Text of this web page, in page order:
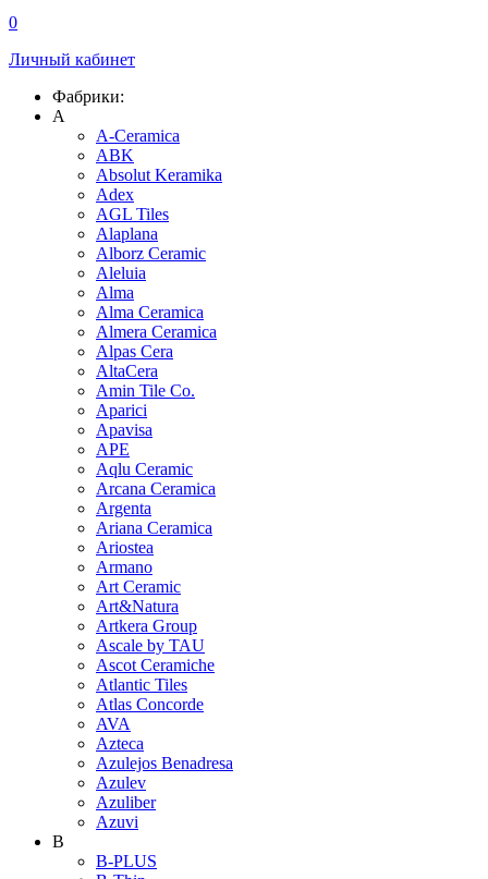
0
Личный кабинет
Фабрики:
A
A-Ceramica
ABK
Absolut Keramika
Adex
AGL Tiles
Alaplana
Alborz Ceramic
Aleluia
Alma
Alma Ceramica
Almera Ceramica
Alpas Cera
AltaCera
Amin Tile Co.
Aparici
Apavisa
APE
Aqlu Ceramic
Arcana Ceramica
Argenta
Ariana Ceramica
Ariostea
Armano
Art Ceramic
Art&Natura
Artkera Group
Ascale by TAU
Ascot Ceramiche
Atlantic Tiles
Atlas Concorde
AVA
Azteca
Azulejos Benadresa
Azulev
Azuliber
Azuvi
B
B-PLUS